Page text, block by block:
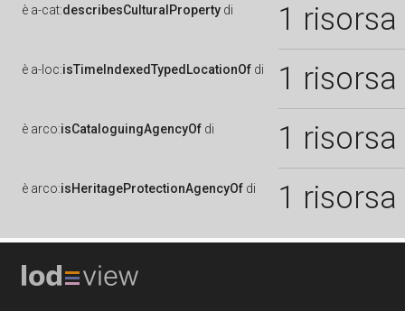
è a-cat:describesCulturalProperty di 1 risorsa
è a-loc:isTimeIndexedTypedLocationOf di 1 risorsa
è arco:isCataloguingAgencyOf di 1 risorsa
è arco:isHeritageProtectionAgencyOf di 1 risorsa